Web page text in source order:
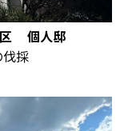
区 個人邸
採